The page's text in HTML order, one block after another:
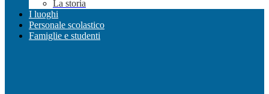
La storia
I luoghi
Personale scolastico
Famiglie e studenti